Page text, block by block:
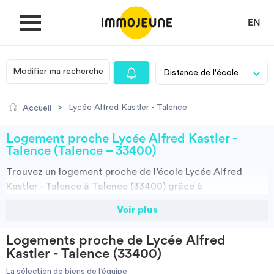
EN
MON COMPTE
Je cherche un logement
Villes
Modifier ma recherche
Accueil > Lycée Alfred Kastler - Talence
Logement proche Lycée Alfred Kastler -
Talence (Talence – 33400)
Trouvez un logement proche de l’école Lycée Alfred
Kastler - Talence à Talence (33400) grâce à
Découvrez nos milliers d’offres de locations proches de
locations par particuliers, par agences et colocations.
Vous avez tous les choix.
Voir plus
Logements proche de Lycée Alfred
Kastler - Talence (33400)
La sélection de biens de l’équipe